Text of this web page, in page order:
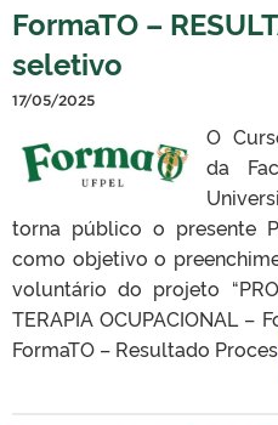
FormaTO –
seletivo
17/05/2025
O
da
torna público o presente
como objetivo o
voluntário do projeto
TERAPIA OCUPACIONAL –
FormaTO – Resultado